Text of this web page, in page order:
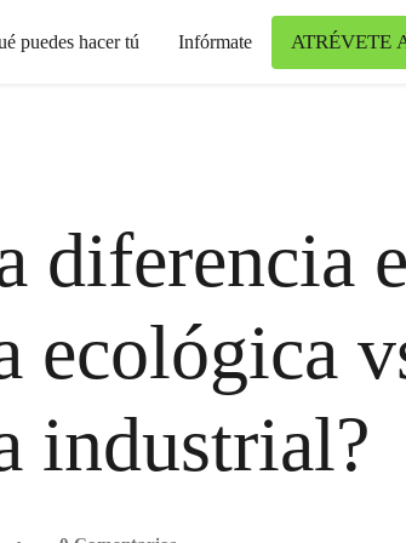
puedes hacer tú Infórmate ATRÉVETE
diferencia
ecológica
industrial?